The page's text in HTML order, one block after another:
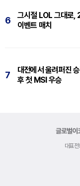
6
그시절 LOL 그대로
이벤트 매치
7
대전에서 울려퍼진
후 첫 MSI 우승
글로벌이
대표전